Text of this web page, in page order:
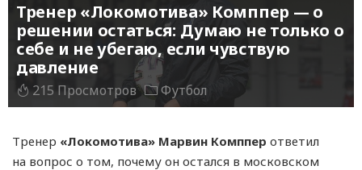
Тренер «Локомотива» Комппер — о
решении остаться: Думаю не только о
себе и не убегаю, если чувствую
давление
215 Просмотров Футбол
Тренер «Локомотива» Марвин Комппер ответил
на вопрос о том, почему он остался в московском